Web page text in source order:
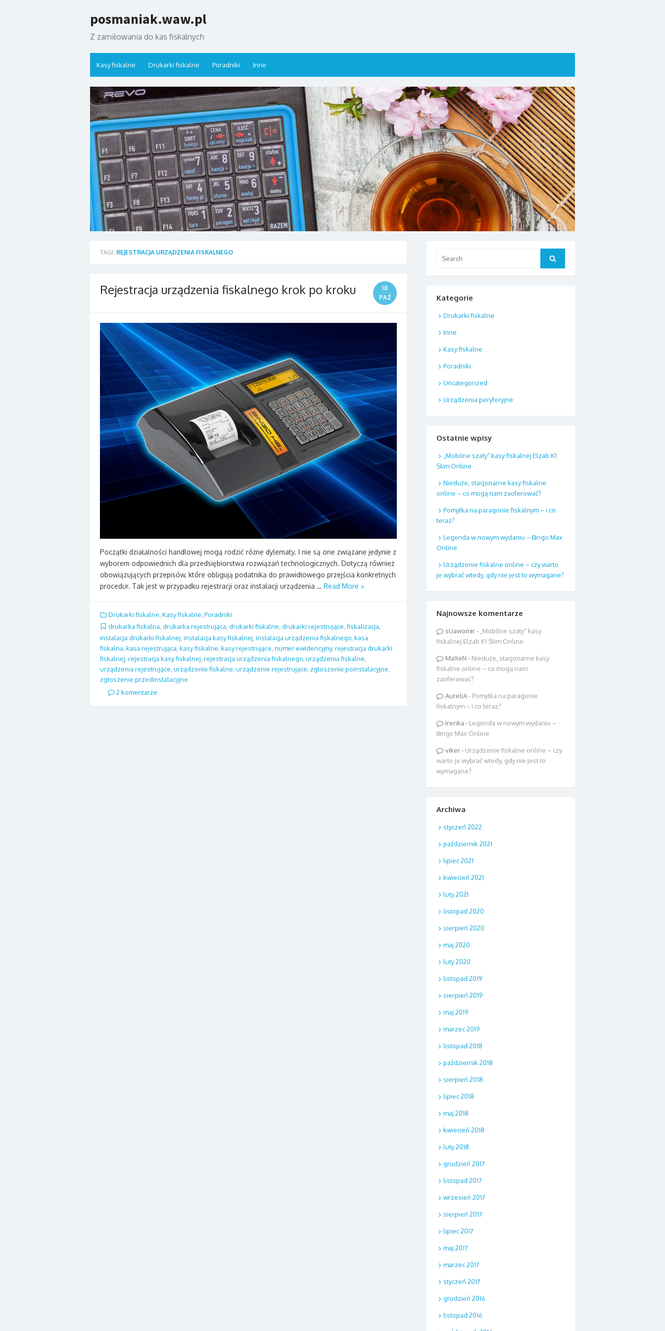
to
content
posmaniak.waw.pl
Z zamiłowania do kas fiskalnych
Kasy fiskalne Drukarki fiskalne Poradniki Inne
TAGI: REJESTRACJA URZĄDZENIA FISKALNEGO
Rejestracja urządzenia fiskalnego krok po kroku
18
PAŹ
Początki działalności handlowej mogą rodzić różne dylematy. I nie są one związane jedynie z
wyborem odpowiednich dla przedsiębiorstwa rozwiązań technologicznych. Dotyczą również
obowiązujących przepisów, które obligują podatnika do prawidłowego przejścia konkretnych
procedur. Tak jest w przypadku rejestracji oraz instalacji urządzenia … Read More »
Drukarki fiskalne, Kasy fiskalne, Poradniki
drukarka fiskalna drukarka rejestrująca drukarki fiskalne drukarki rejestrujące fiskalizacja
instalacja drukarki fiskalnej instalacja kasy fiskalnej instalacja urządzenia fiskalnego kasa
fiskalna kasa rejestrująca kasy fiskalne kasy rejestrujące numer ewidencyjny, rejestracja drukarki
fiskalnej rejestracja kasy fiskalnej rejestracja urządzenia fiskalnego urządzenia fiskalne
urządzenia rejestrujące urządzenie fiskalne urządzenie rejestrujące zgłoszenie poinstalacyjne
zgłoszenie przedinstalacyjne
2 komentarze
for:
Search
Kategorie
Drukarki fiskalne
Inne
Kasy fiskalne
Poradniki
Uncategorized
Urządzenia peryferyjne
Ostatnie wpisy
„Mobilne szaty” kasy fiskalnej Elzab K1
Slim Online
Nieduże, stacjonarne kasy fiskalne
online – co mogą nam zaoferować?
Pomyłka na paragonie fiskalnym – i co
teraz?
Legenda w nowym wydaniu – Bingo Max
Online
Urządzenie fiskalne online – czy warto
je wybrać wtedy, gdy nie jest to wymagane?
Najnowsze komentarze
sUawomir- „Mobilne szaty” kasy
fiskalnej Elzab K1 Slim Online
MaXeN - Nieduże, stacjonarne kasy
fiskalne online – co mogą nam
zaoferować?
AureliA- Pomyłka na paragonie
fiskalnym – i co teraz?
Irenka - Legenda w nowym wydaniu –
Bingo Max Online
viker- Urządzenie fiskalne online – czy
warto je wybrać wtedy, gdy nie jest to
wymagane?
Archiwa
styczeń 2022
październik 2021
lipiec 2021
kwiecień 2021
luty 2021
listopad 2020
sierpień 2020
maj 2020
luty 2020
listopad 2019
sierpień 2019
maj 2019
marzec 2019
listopad 2018
październik 2018
sierpień 2018
lipiec 2018
maj 2018
kwiecień 2018
luty 2018
grudzień 2017
listopad 2017
wrzesień 2017
sierpień 2017
lipiec 2017
maj 2017
marzec 2017
styczeń 2017
grudzień 2016
listopad 2016